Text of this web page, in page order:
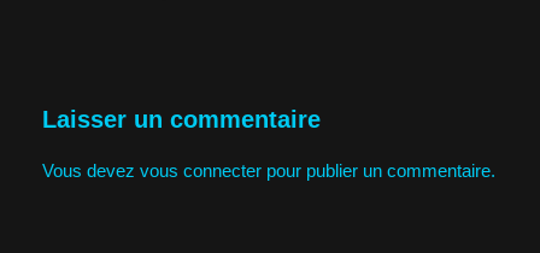
Laisser un commentaire
Vous devez vous connecter pour publier un commentaire.